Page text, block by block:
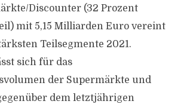
Discounter (32 Prozent
mit 5,15 Milliarden Euro vereint
Teilsegmente 2021.
sich für das
der Supermärkte und
dem letztjährigen